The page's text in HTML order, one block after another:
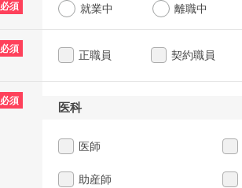
必須 就業中 離職中
必須 正職員 契約職員
必須 医科
医師
助産師